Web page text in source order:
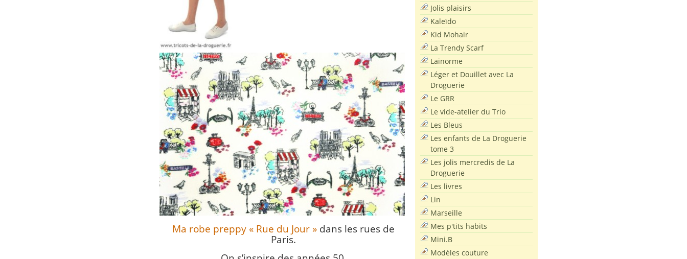
Ma robe preppy « Rue du Jour » dans les rues de
Paris.
Jolis plaisirs
Kaleïdo
Kid Mohair
La Trendy Scarf
Lainorme
Léger et Douillet avec La
Droguerie
Le GRR
Le vide-atelier du Trio
Les Bleus
Les enfants de La Droguerie
tome 3
Les jolis mercredis de La
Droguerie
Les livres
Lin
Marseille
Mes p'tits habits
Mini.B
Modèles couture